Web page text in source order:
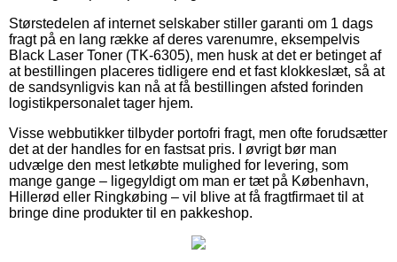
Størstedelen af internet selskaber stiller garanti om 1 dags
fragt på en lang række af deres varenumre, eksempelvis
Black Laser Toner (TK-6305), men husk at det er betinget af
at bestillingen placeres tidligere end et fast klokkeslæt, så at
de sandsynligvis kan nå at få bestillingen afsted forinden
logistikpersonalet tager hjem.
Visse webbutikker tilbyder portofri fragt, men ofte forudsætter
det at der handles for en fastsat pris. I øvrigt bør man
udvælge den mest letkøbte mulighed for levering, som
mange gange – ligegyldigt om man er tæt på København,
Hillerød eller Ringkøbing – vil blive at få fragtfirmaet til at
bringe dine produkter til en pakkeshop.